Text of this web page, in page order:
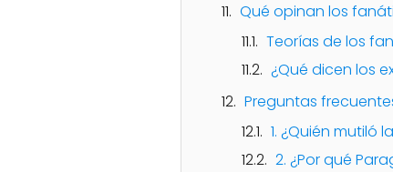
Qué opinan los
Teorías de los
¿Qué dicen los
Preguntas
1. ¿Quién mutiló
2. ¿Por qué